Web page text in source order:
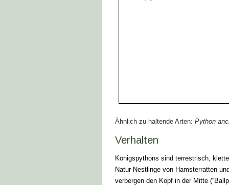
Ähnlich zu haltende Arten: Python
Verhalten
Königspythons sind terrestrisch,
Natur Nestlinge von Hamsterratten
verbergen den Kopf in der Mitte